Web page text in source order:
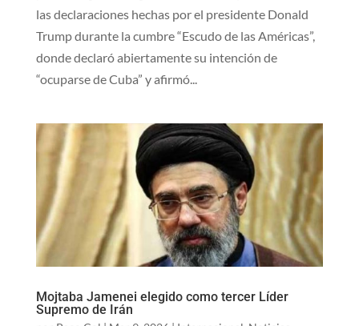
las declaraciones hechas por el presidente Donald
Trump durante la cumbre “Escudo de las Américas”,
donde declaró abiertamente su intención de
“ocuparse de Cuba” y afirmó...
Mojtaba Jamenei elegido como tercer Líder
Supremo de Irán